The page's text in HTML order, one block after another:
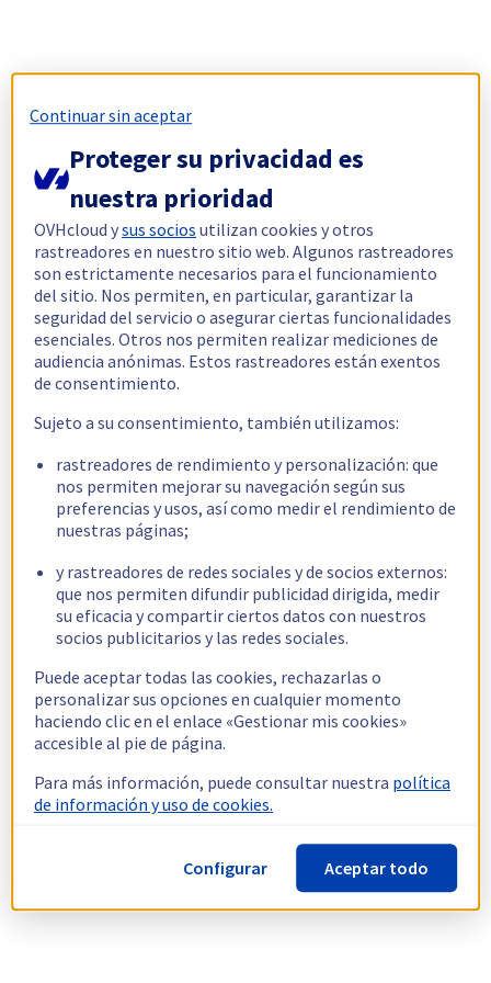
Continuar sin aceptar
Proteger su privacidad es
nuestra prioridad
OVHcloud ysus socios utilizan cookies y otros
rastreadores en nuestro sitio web. Algunos rastreadores
son estrictamente necesarios para el funcionamiento
del sitio. Nos permiten, en particular, garantizar la
seguridad del servicio o asegurar ciertas funcionalidades
esenciales. Otros nos permiten realizar mediciones de
audiencia anónimas. Estos rastreadores están exentos
de consentimiento.
Sujeto a su consentimiento, también utilizamos:
rastreadores de rendimiento y personalización: que
nos permiten mejorar su navegación según sus
preferencias y usos, así como medir el rendimiento de
nuestras páginas;
y rastreadores de redes sociales y de socios externos:
que nos permiten difundir publicidad dirigida, medir
su eficacia y compartir ciertos datos con nuestros
socios publicitarios y las redes sociales.
Puede aceptar todas las cookies, rechazarlas o
personalizar sus opciones en cualquier momento
haciendo clic en el enlace «Gestionar mis cookies»
accesible al pie de página.
Para más información, puede consultar nuestra política
de información y uso de cookies.
Configurar Aceptar todo